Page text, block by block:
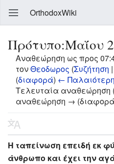
OrthodoxWiki
Πρότυπο:Μαΐου
Αναθεώρηση ως προς
τονΘεοδωρος (Συζήτηση |
(διαφορά) ←
Τελευταία αναθεώρηση
αναθεώρηση →
Η ταπείνωση επειδή εκ
άνθρωπο και έχει την